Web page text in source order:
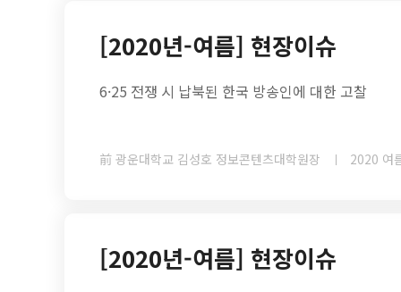
[2020년-여름] 현장이슈
6·25 전쟁 시 납북된 한국 방송인에 대한 고찰
前 광운대학교 김성호 정보콘텐츠대학원장 2020 여
[2020년-여름] 현장이슈